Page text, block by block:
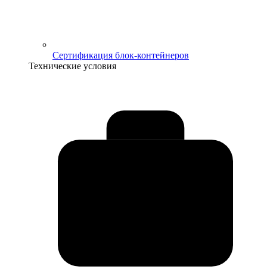
Сертификация блок-контейнеров
Технические условия